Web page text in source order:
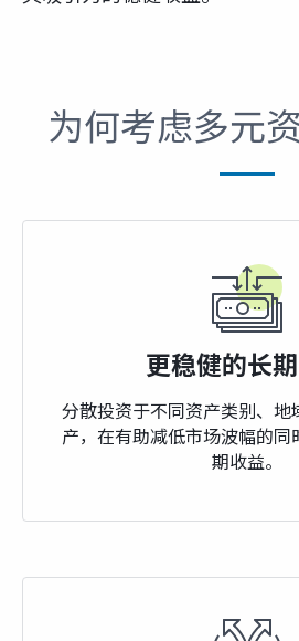
为何考虑多元
更稳健的长
分散投资于不同资产类别、地
产，在有助减低市场波幅的同
期收益。